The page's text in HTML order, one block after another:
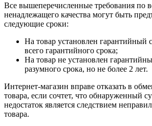
Все вышеперечисленные требования по
ненадлежащего качества могут быть
следующие сроки:
На товар установлен гарантийный
всего гарантийного срока;
На товар не установлен
разумного срока, но не более 2 лет.
Интернет-магазин вправе отказать в
товара, если сочтет, что обнаруженный
недостаток является следствием
товара.